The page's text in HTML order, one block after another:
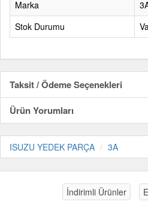
Marka
Stok Durumu
Taksit / Ödeme Seçenekleri
Ürün Yorumları
ISUZU YEDEK PARÇA 3A
İndirimli Ürünler